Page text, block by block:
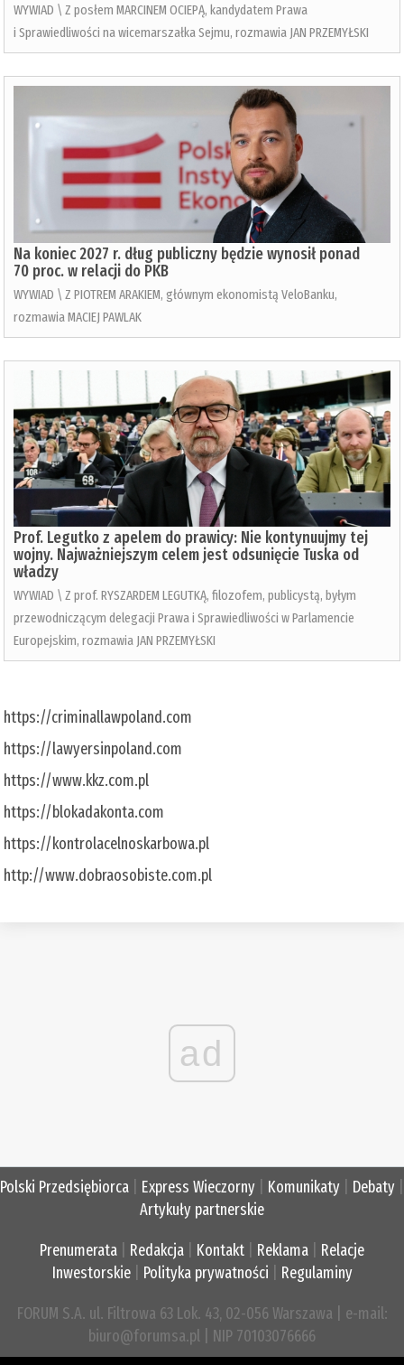
WYWIAD \ Z posłem MARCINEM OCIEPĄ, kandydatem Prawa
i Sprawiedliwości na wicemarszałka Sejmu, rozmawia JAN PRZEMYŁSKI
Na koniec 2027 r. dług publiczny będzie wynosił ponad
70 proc. w relacji do PKB
WYWIAD \ Z PIOTREM ARAKIEM, głównym ekonomistą VeloBanku,
rozmawia MACIEJ PAWLAK
Prof. Legutko z apelem do prawicy: Nie kontynuujmy tej
wojny. Najważniejszym celem jest odsunięcie Tuska od
władzy
WYWIAD \ Z prof. RYSZARDEM LEGUTKĄ, filozofem, publicystą, byłym
przewodniczącym delegacji Prawa i Sprawiedliwości w Parlamencie
Europejskim, rozmawia JAN PRZEMYŁSKI
https://criminallawpoland.com
https://lawyersinpoland.com
https://www.kkz.com.pl
https://blokadakonta.com
https://kontrolacelnoskarbowa.pl
http://www.dobraosobiste.com.pl
ad
Polski Przedsiębiorca Express Wieczorny Komunikaty Debaty
Artykuły partnerskie
Prenumerata Redakcja Kontakt Reklama
Relacje
Inwestorskie| Polityka prywatności Regulaminy
FORUM S.A. ul. Filtrowa 63 Lok. 43, 02-056 Warszawa | e-mail:
biuro@forumsa.pl | NIP 70103076666